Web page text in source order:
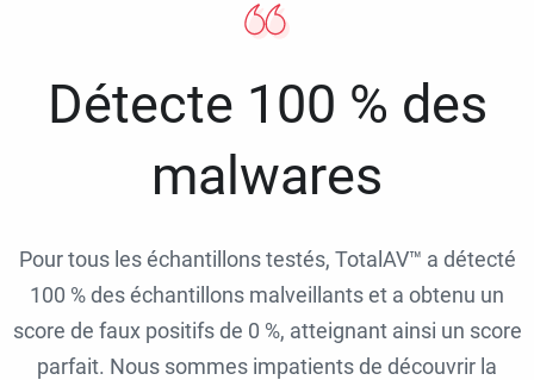
Détecte 100 % des
malwares
Pour tous les échantillons testés, TotalAV™ a détecté
100 % des échantillons malveillants et a obtenu un
score de faux positifs de 0 %, atteignant ainsi un score
parfait. Nous sommes impatients de découvrir la